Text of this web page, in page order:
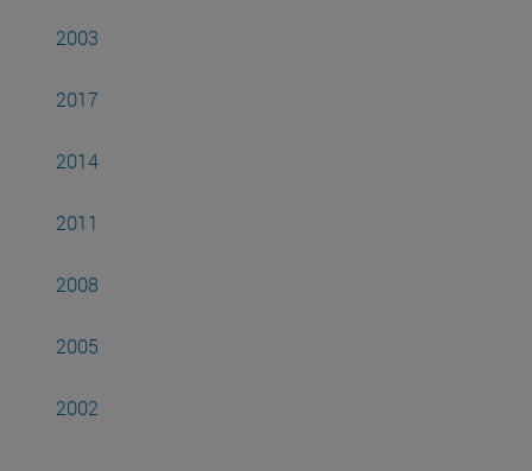
2003
2017
2014
2011
2008
2005
2002